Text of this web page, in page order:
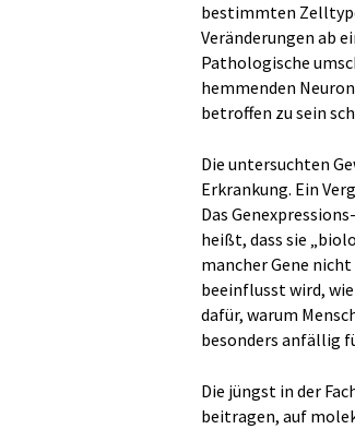
bestimmten
Veränderungen ab
Pathologische
hemmenden
betroffen zu sein
Die untersuchten
Erkrankung. Ein
Das
heißt, dass sie
mancher Gene
beeinflusst wird,
dafür, warum
besonders anfällig
Die jüngst in der
beitragen, auf